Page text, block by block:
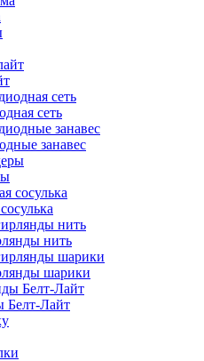
сеть
занавес
нить
шарики
Белт-Лайт